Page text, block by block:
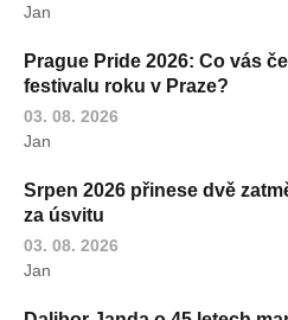
Jan
Prague Pride 2026: Co vás
festivalu roku v Praze?
03. 08. 2026
Jan
Srpen 2026 přinese dvě
za úsvitu
03. 08. 2026
Jan